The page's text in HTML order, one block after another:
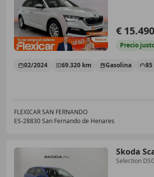
€ 15.490
Precio
02/2024 69.320 km Gasolina 85
FLEXICAR SAN FERNANDO
ES-28830 San Fernando de Henares
Skoda
Selection